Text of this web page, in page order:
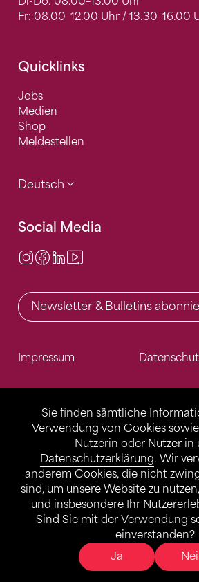
Sie finden sämtliche
Verwendung von Cookies
Nutzerin oder Nutzer in
Datenschutzerklärung. Wir
anderem Cookies, die nicht
sind, um unsere Website zu
und insbesondere Ihr
Sind Sie mit der Verwendung
einverstanden?
Ja
Fr: 08.00–12.00 Uhr / 13.30–16.00
Quicklinks
Jobs
Medien
Shop
Meldestellen
Deutsch
Social Media
Instagram
Facebook
LinkedIn
Newsletter & Bulletins
Impressum